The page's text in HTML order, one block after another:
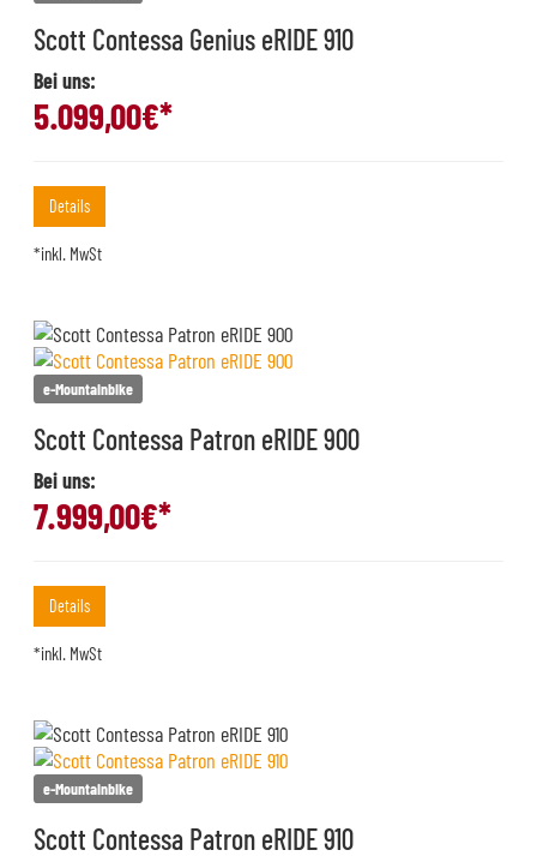
Scott Contessa Genius eRIDE 910
Bei uns:
5.099,00€*
Details
*inkl. MwSt
e-Mountainbike
Scott Contessa Patron eRIDE 900
Bei uns:
7.999,00€*
Details
*inkl. MwSt
e-Mountainbike
Scott Contessa Patron eRIDE 910